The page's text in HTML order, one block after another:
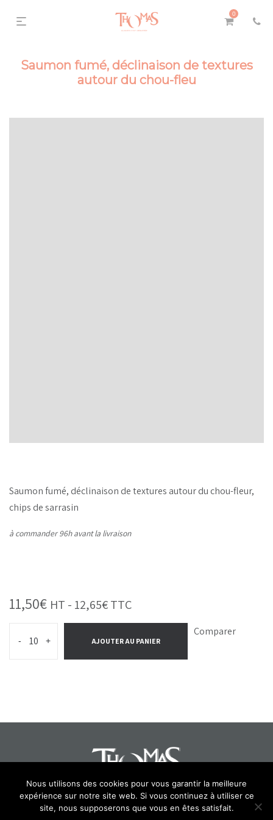
0
Saumon fumé, déclinaison de textures
autour du chou-fleu
Saumon fumé, déclinaison de textures autour du chou-fleur,
chips de sarrasin
à commander 96h avant la livraison
11,50€ HT - 12,65€TTC
- + AJOUTER AU PANIER
Comparer
Select at least 2 products
Nous utilisons des cookies pour vous garantir la meilleure
expérience sur notre site web. Si vous continuez à utiliser ce
site, nous supposerons que vous en êtes satisfait.